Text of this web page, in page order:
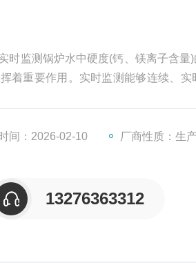
时监测锅炉水中硬度(钙、镁离子含
着重要作用。实时监测能够连续、
间：2026-02-10 厂商性质：生
13276363312